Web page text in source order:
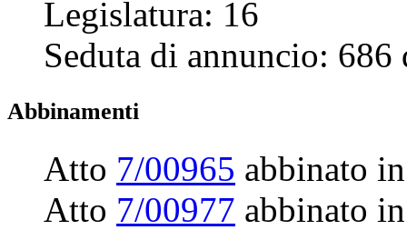
Legislatura: 16
Seduta di annuncio: 686
Abbinamenti
Atto 7/00965 abbinato
Atto 7/00977 abbinato